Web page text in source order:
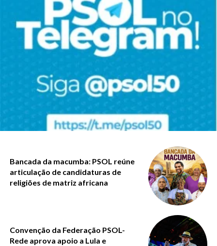
Bancada da macumba: PSOL reúne
articulação de candidaturas de
religiões de matriz africana
Convenção da Federação PSOL-
Rede aprova apoio a Lula e